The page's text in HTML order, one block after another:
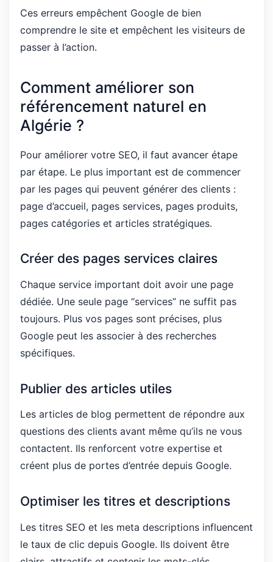
Ces erreurs empêchent Google de bien
comprendre le site et empêchent les visiteurs de
passer à l’action.
Comment améliorer son
référencement naturel en
Algérie ?
Pour améliorer votre SEO, il faut avancer étape
par étape. Le plus important est de commencer
par les pages qui peuvent générer des clients :
page d’accueil, pages services, pages produits,
pages catégories et articles stratégiques.
Créer des pages services claires
Chaque service important doit avoir une page
dédiée. Une seule page “services” ne suffit pas
toujours. Plus vos pages sont précises, plus
Google peut les associer à des recherches
spécifiques.
Publier des articles utiles
Les articles de blog permettent de répondre aux
questions des clients avant même qu’ils ne vous
contactent. Ils renforcent votre expertise et
créent plus de portes d’entrée depuis Google.
Optimiser les titres et descriptions
Les titres SEO et les meta descriptions influencent
le taux de clic depuis Google. Ils doivent être